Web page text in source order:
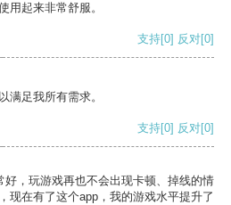
用起来非常舒服。
支持[0] 反对[0]
满足我所有需求。
支持[0] 反对[0]
，玩游戏再也不会出现卡顿、掉线的情
现在有了这个app，我的游戏水平提升了